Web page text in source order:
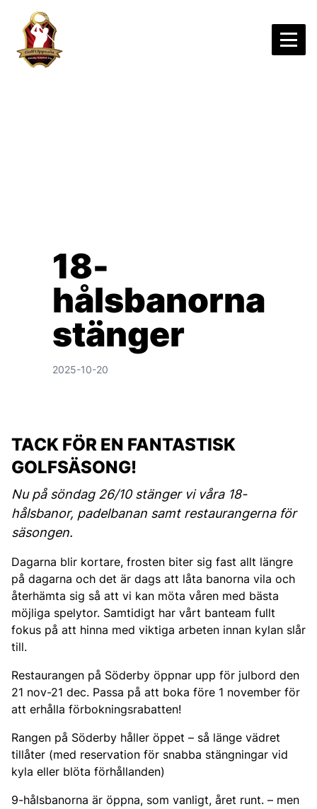
Hoppa till innehåll
18-
hålsbanorna
stänger
2025-10-20
TACK FÖR EN FANTASTISK
GOLFSÄSONG!
Nu på söndag 26/10 stänger vi våra 18-
hålsbanor, padelbanan samt restaurangerna för
säsongen.
Dagarna blir kortare, frosten biter sig fast allt längre
på dagarna och det är dags att låta banorna vila och
återhämta sig så att vi kan möta våren med bästa
möjliga spelytor. Samtidigt har vårt banteam fullt
fokus på att hinna med viktiga arbeten innan kylan slår
till.
Restaurangen på Söderby öppnar upp för julbord den
21 nov-21 dec. Passa på att boka före 1 november för
att erhålla förbokningsrabatten!
Rangen på Söderby håller öppet – så länge vädret
tillåter (med reservation för snabba stängningar vid
kyla eller blöta förhållanden)
9-hålsbanorna är öppna, som vanligt, året runt. – men